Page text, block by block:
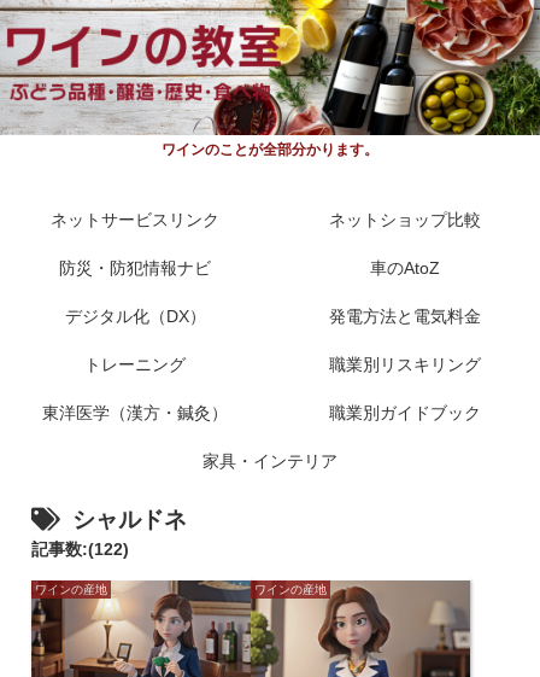
ワインのことが全部分かります。
ネットサービスリンク ネットショップ比較
防災・防犯情報ナビ 車のAtoZ
デジタル化（DX） 発電方法と電気料金
トレーニング 職業別リスキリング
東洋医学（漢方・鍼灸） 職業別ガイドブック
家具・インテリア
シャルドネ
記事数:(122)
ワインの産地 ワインの産地